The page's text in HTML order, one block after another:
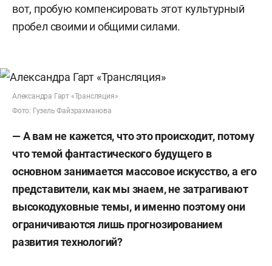
вот, пробую компенсировать этот культурный
пробел своими и общими силами.
Александра Гарт «Трансляция»
Фото: Гузель Файзрахманова
— А вам не кажется, что это происходит, потому
что темой фантастического будущего в
основном занимается массовое искусство, а его
представители, как мы знаем, не затрагивают
высокодуховные темы, и именно поэтому они
ограничиваются лишь прогнозированием
развития технологий?